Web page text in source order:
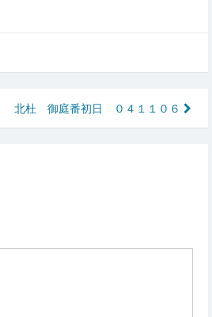
北杜 御庭番初日 ０４１１０６